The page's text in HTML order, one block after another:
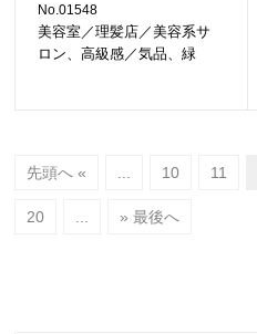
No.01548
美容室／理髪店／美容系サ
ロン、高級感／気品、緑
先頭へ « 10 11
20 » 最後へ